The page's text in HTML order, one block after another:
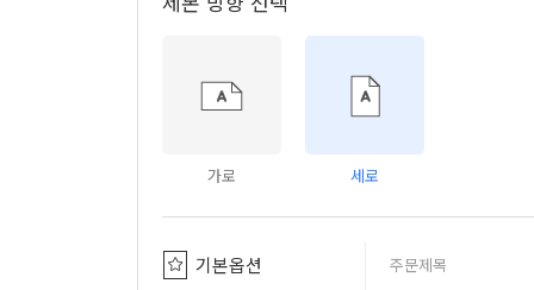
가로 세로
기본옵션 주문제목